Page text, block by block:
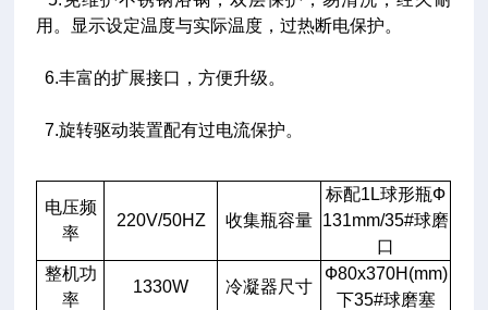
用。显示设定温度与实际温度，过热断电保护。
6.丰富的扩展接口，方便升级。
7.旋转驱动装置配有过电流保护。
电压频
率
220V/50HZ 收集瓶容量
标配1L球形瓶Ф
131mm/35#球磨
口
整机功
率
1330W 冷凝器尺寸
Ф80x370H(mm)
下35#球磨塞